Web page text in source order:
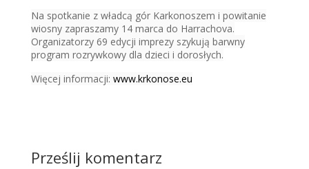
Na spotkanie z władcą gór Karkonoszem i powitanie
wiosny zapraszamy 14 marca do Harrachova.
Organizatorzy 69 edycji imprezy szykują barwny
program rozrywkowy dla dzieci i dorosłych.
Więcej informacji: www.krkonose.eu
Prześlij komentarz